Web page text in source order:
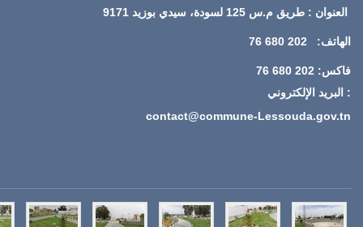
العنوان : طريق م.س 125 لسودة، سيدي بوزيد 9171
الهاتف: 202 680 76
فاكس: 202 680 76
: البريد الإلكتروني
contact@commune-Lessouda.gov.tn